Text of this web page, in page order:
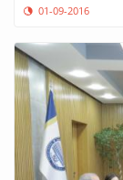
01-09-2016